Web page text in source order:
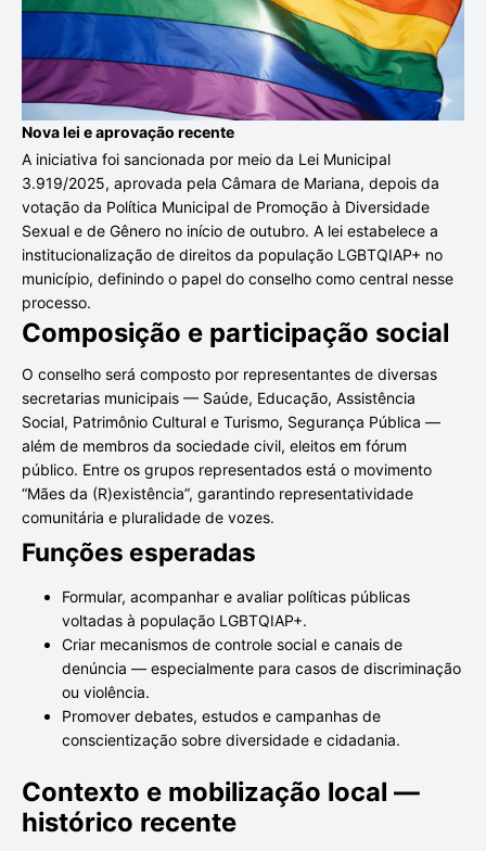
Nova lei e aprovação recente
A iniciativa foi sancionada por meio da Lei Municipal
3.919/2025, aprovada pela Câmara de Mariana, depois da
votação da Política Municipal de Promoção à Diversidade
Sexual e de Gênero no início de outubro. A lei estabelece a
institucionalização de direitos da população LGBTQIAP+ no
município, definindo o papel do conselho como central nesse
processo.
Composição e participação social
O conselho será composto por representantes de diversas
secretarias municipais — Saúde, Educação, Assistência
Social, Patrimônio Cultural e Turismo, Segurança Pública —
além de membros da sociedade civil, eleitos em fórum
público. Entre os grupos representados está o movimento
“Mães da (R)existência”, garantindo representatividade
comunitária e pluralidade de vozes.
Funções esperadas
Formular, acompanhar e avaliar políticas públicas
voltadas à população LGBTQIAP+.
Criar mecanismos de controle social e canais de
denúncia — especialmente para casos de discriminação
ou violência.
Promover debates, estudos e campanhas de
conscientização sobre diversidade e cidadania.
Contexto e mobilização local —
histórico recente